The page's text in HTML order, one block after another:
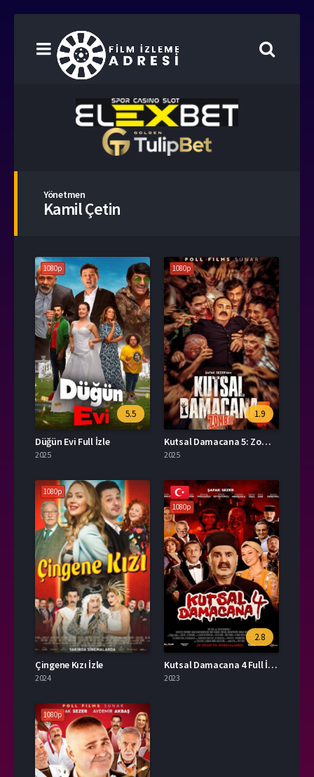
Yönetmen
Kamil Çetin
1080p
5.5
Düğün Evi Full İzle
2025
1080p
1.9
Kutsal Damacana 5: Zombi İzle
2025
1080p
Çingene Kızı İzle
2024
1080p
2.8
Kutsal Damacana 4 Full İzle
2023
1080p